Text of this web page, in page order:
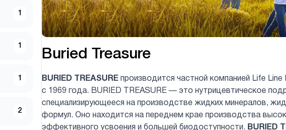
1
1
1
2
Buried Treasure
BURIED TREASURE производится частной компанией Life
с 1969 года. BURIED TREASURE — это нутрицевтическое
специализирующееся на производстве жидких минералов,
формул. Оно находится на переднем крае производства
эффективного усвоения и большей биодоступности. BURIED